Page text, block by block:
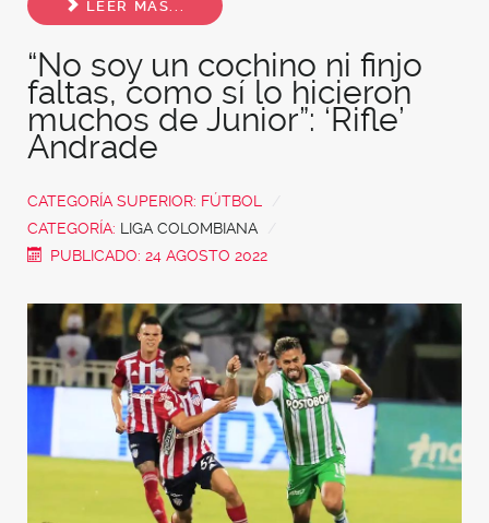
LEER MÁS...
“No soy un cochino ni finjo
faltas, como sí lo hicieron
muchos de Junior”: ‘Rifle’
Andrade
CATEGORÍA SUPERIOR: FÚTBOL
CATEGORÍA: LIGA COLOMBIANA
PUBLICADO: 24 AGOSTO 2022